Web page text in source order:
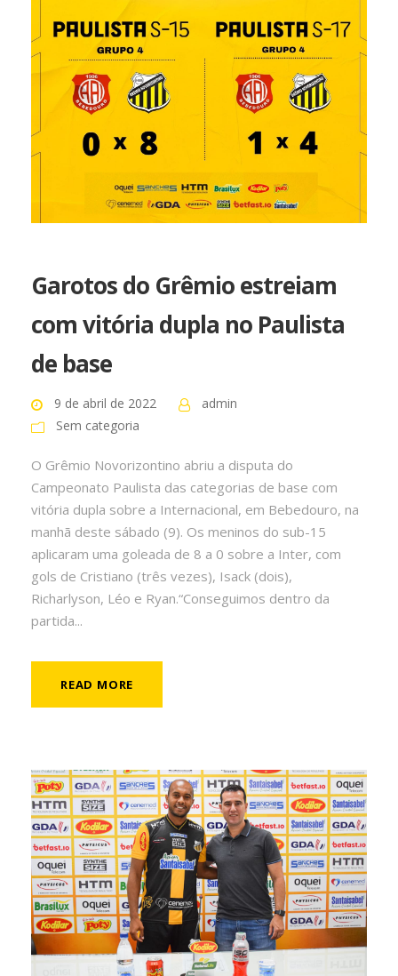
Garotos do Grêmio estreiam
com vitória dupla no Paulista
de base
9 de abril de 2022
admin
Sem categoria
O Grêmio Novorizontino abriu a disputa do
Campeonato Paulista das categorias de base com
vitória dupla sobre a Internacional, em Bebedouro, na
manhã deste sábado (9). Os meninos do sub-15
aplicaram uma goleada de 8 a 0 sobre a Inter, com
gols de Cristiano (três vezes), Isack (dois),
Richarlyson, Léo e Ryan.“Conseguimos dentro da
partida...
READ MORE